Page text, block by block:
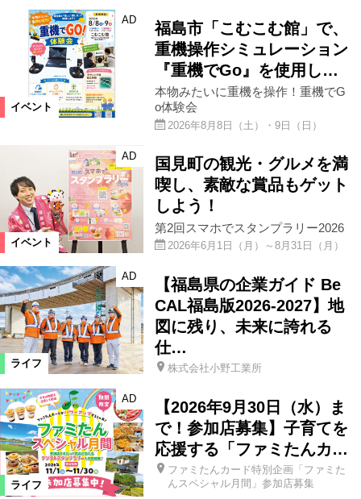
イベント
AD
福島市「こむこむ館」で、
重機操作シミュレーション
『重機でGo』を使用し…
本物みたいに重機を操作！重機でG
o体験会
2026年8月8日（土）・9日（日）
イベント
AD
国見町の観光・グルメを満
喫し、素敵な賞品もゲット
しよう！
第2回スマホでスタンプラリー2026
2026年6月1日（月）～8月31日（月）
ライフ
AD
【福島県の企業ガイド Be
CAL福島版2026-2027】地
図に残り、未来に誇れる
仕…
株式会社小野工業所
ライフ
AD
【2026年9月30日（水）ま
で！参加店募集】子育てを
応援する「ファミたんカ…
ファミたんカード特別企画「ファミた
んスペシャル月間」参加店募集